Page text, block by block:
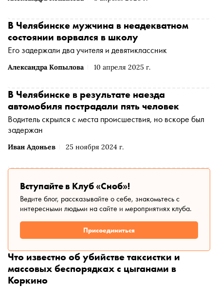
Александра Копылова 10 апреля 2025 г.
В Челябинске мужчина в неадекватном
состоянии ворвался в школу
Его задержали два учителя и девятиклассник
Иван Адоньев 25 ноября 2024 г.
В Челябинске в результате наезда
автомобиля пострадали пять человек
Водитель скрылся с места происшествия, но вскоре был
задержан
Вступайте в Клуб «Сноб»!
Ведите блог, рассказывайте о себе, знакомьтесь с
интересными людьми на сайте и мероприятиях клуба.
Присоединиться
Что известно об убийстве таксистки и
массовых беспорядках с цыганами в
Коркино